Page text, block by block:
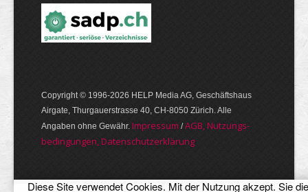
Copyright © 1996-2026 HELP Media AG, Geschäftshaus
Airgate, Thurgauer­strasse 40, CH-8050 Zürich. Alle
Angaben ohne Gewähr. Im­pres­sum /AGB, Nut­zungs­
bedin­gungen, Daten­schutz­er­klärung
Diese Site verwendet Cookies. Mit der Nutzung akzept. Sie die